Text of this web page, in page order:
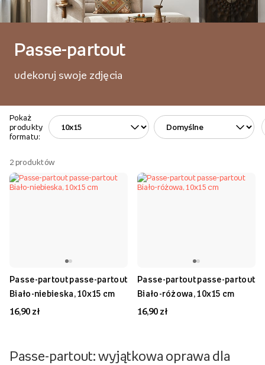
Passe-partout
udekoruj swoje zdjęcia
Pokaż
produkty
formatu:
2 produktów
Passe-partout passe-partout
Biało-niebieska, 10x15 cm
16,90 zł
Passe-partout passe-partout
Biało-różowa, 10x15 cm
16,90 zł
Passe-partout: wyjątkowa oprawa dla